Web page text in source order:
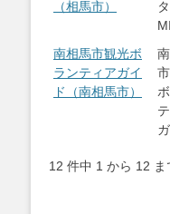
（相馬市）
南相馬市観光ボ
ランティアガイ
ド（南相馬市）
12 件中 1 から 12 ま